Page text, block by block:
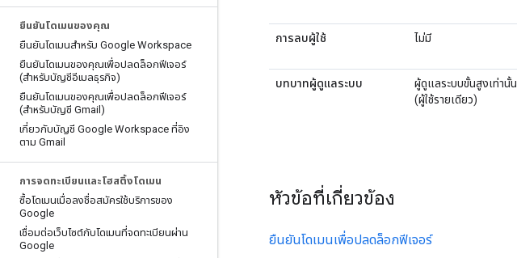
ยืนยันโดเมนของคุณ
ยืนยันโดเมนสำหรับ Google Workspace
ยืนยันโดเมนของคุณเพื่อปลดล็อกฟีเจอร์
(สำหรับบัญชีอีเมลธุรกิจ)
ยืนยันโดเมนของคุณเพื่อปลดล็อกฟีเจอร์
(สำหรับบัญชี Gmail)
เกี่ยวกับบัญชี Google Workspace ที่อิง
ตาม Gmail
การจดทะเบียนและโฮสติ้งโดเมน
ซื้อโดเมนเมื่อลงชื่อสมัครใช้บริการของ
Google
เชื่อมต่อเว็บไซต์กับโดเมนที่จดทะเบียนผ่าน
Google
การลบผู้ใช้ ไม่มี
บทบาทผู้ดูแลระบบ
ผู้ดูแลระบบขั้นสูงเท่านั้น
(ผู้ใช้รายเดียว)
หัวข้อที่เกี่ยวข้อง
ยืนยันโดเมนเพื่อปลดล็อกฟีเจอร์